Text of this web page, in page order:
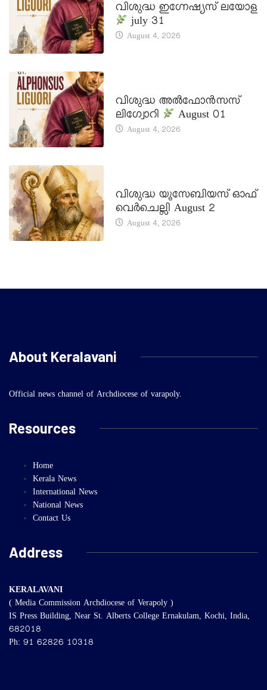
വിശുദ്ധ ഇഗ്നേഷ്യസ് ലയോള
july 31
August 4, 2026
വിശുദ്ധ അൽഫോൻസസ്
ലിഗ്വോറി
August 01
August 4, 2026
വിശുദ്ധ യൂസേബിയസ് ഓഫ്
വെർചെല്ലി August 2
August 4, 2026
About Keralavani
Official news channel of Archdiocese of varapoly.
Resources
Home
Kerala News
International News
National News
Contact Us
Address
KERALAVANI
( Media Commission Archdiocese of Verapoly )
IS Press Building, Near St. Alberts College Ernakulam, Kochi, India,
682018
Ph: 91 62826 10318